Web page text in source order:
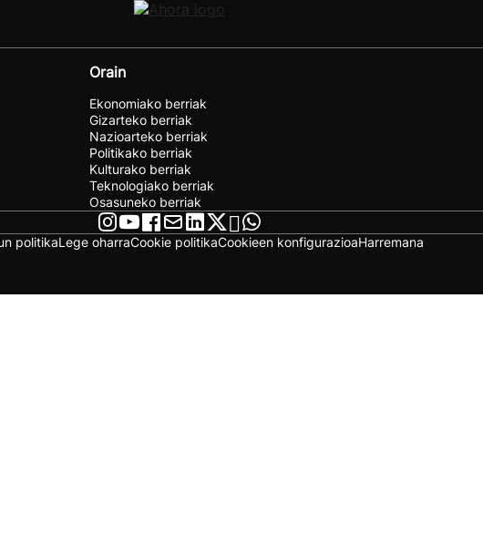
Orain
Ekonomiako berriak
Gizarteko berriak
Nazioarteko berriak
Politikako berriak
Kulturako berriak
Teknologiako berriak
Osasuneko berriak
politikaLege oharraCookie politikaCookieen konfigurazioaHarremana